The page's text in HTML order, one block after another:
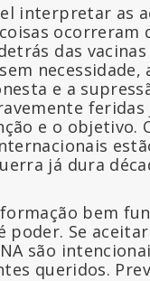
interpretar as
das vacinas
e a
e o objetivo.
já dura
bem
poder. Se
são
queridos.